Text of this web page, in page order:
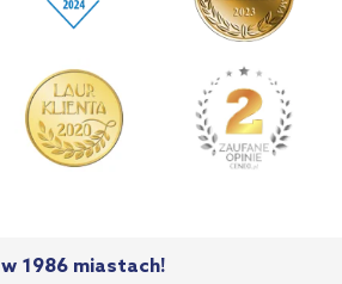
w 1986 miastach!